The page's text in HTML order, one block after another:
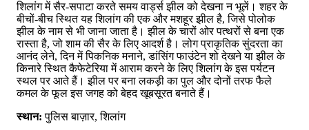
शिलांग में सैर-सपाटा करते समय वार्ड्स झील को देखना न भूलें। शहर के
बीचों-बीच स्थित यह शिलांग की एक और मशहूर झील है, जिसे पोलोक
झील के नाम से भी जाना जाता है। झील के चारों ओर पत्थरों से बना एक
रास्ता है, जो शाम की सैर के लिए आदर्श है। लोग प्राकृतिक सुंदरता का
आनंद लेने, दिन में पिकनिक मनाने, डांसिंग फाउंटेन शो देखने या झील के
किनारे स्थित कैफेटेरिया में आराम करने के लिए शिलांग के इस पर्यटन
स्थल पर आते हैं। झील पर बना लकड़ी का पुल और दोनों तरफ फैले
कमल के फूल इस जगह को बेहद खूबसूरत बनाते हैं।
स्थान: पुलिस बाज़ार, शिलांग